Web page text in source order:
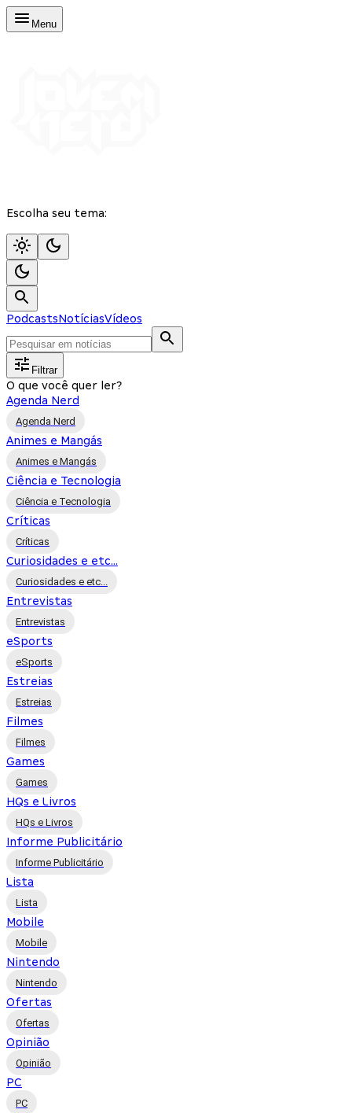
Menu
Escolha seu tema:
PodcastsNotíciasVídeos
Filtrar
O que você quer ler?
Agenda Nerd
Agenda Nerd
Animes e Mangás
Animes e Mangás
Ciência e Tecnologia
Ciência e Tecnologia
Críticas
Críticas
Curiosidades e etc...
Curiosidades e etc...
Entrevistas
Entrevistas
eSports
eSports
Estreias
Estreias
Filmes
Filmes
Games
Games
HQs e Livros
HQs e Livros
Informe Publicitário
Informe Publicitário
Lista
Lista
Mobile
Mobile
Nintendo
Nintendo
Ofertas
Ofertas
Opinião
Opinião
PC
PC